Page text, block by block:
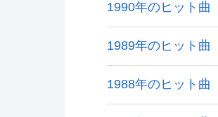
1990年のヒット曲
1989年のヒット曲
1988年のヒット曲